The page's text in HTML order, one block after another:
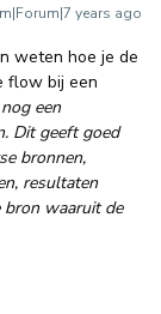
years ago
weten hoe je de
flow bij een
een
Dit geeft goed
bronnen,
resultaten
waaruit de